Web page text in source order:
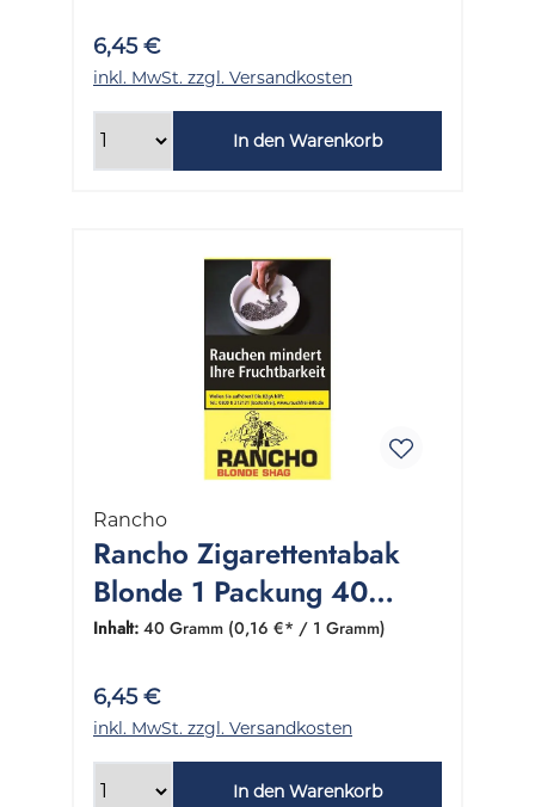
6,45 €
inkl. MwSt. zzgl. Versandkosten
In den Warenkorb
Rancho
Rancho Zigarettentabak
Blonde 1 Packung 40
Gramm
Inhalt: 40 Gramm (0,16 €* / 1 Gramm)
6,45 €
inkl. MwSt. zzgl. Versandkosten
In den Warenkorb